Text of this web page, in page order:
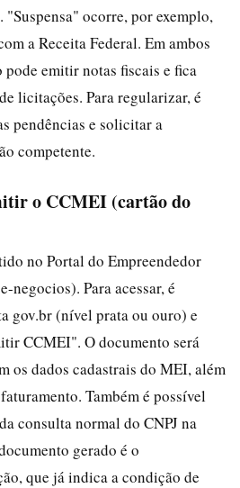
"Suspensa" ocorre, por exemplo,
a Receita Federal. Em ambos
pode emitir notas fiscais e fica
licitações. Para regularizar, é
pendências e solicitar a
competente.
o CCMEI (cartão do
no Portal do Empreendedor
negocios). Para acessar, é
gov.br (nível prata ou ouro) e
CCMEI". O documento será
os dados cadastrais do MEI, além
Também é possível
consulta normal do CNPJ na
gerado é o
que já indica a condição de